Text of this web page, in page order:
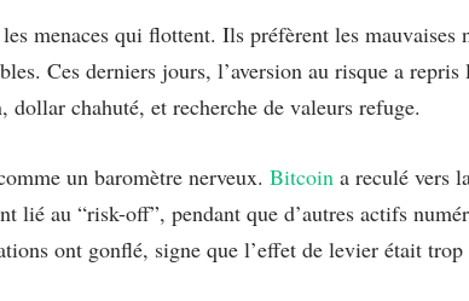
menaces qui flottent. Ils préfèrent les mauvaises
Ces derniers jours, l’aversion au risque a repris
dollar chahuté, et recherche de valeurs refuge.
un baromètre nerveux. Bitcoin a reculé vers
lié au “risk-off”, pendant que d’autres actifs
ont gonflé, signe que l’effet de levier était trop